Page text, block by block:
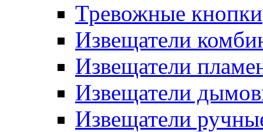
Тревожные кнопки
Извещатели
Извещатели
Извещатели
Извещатели